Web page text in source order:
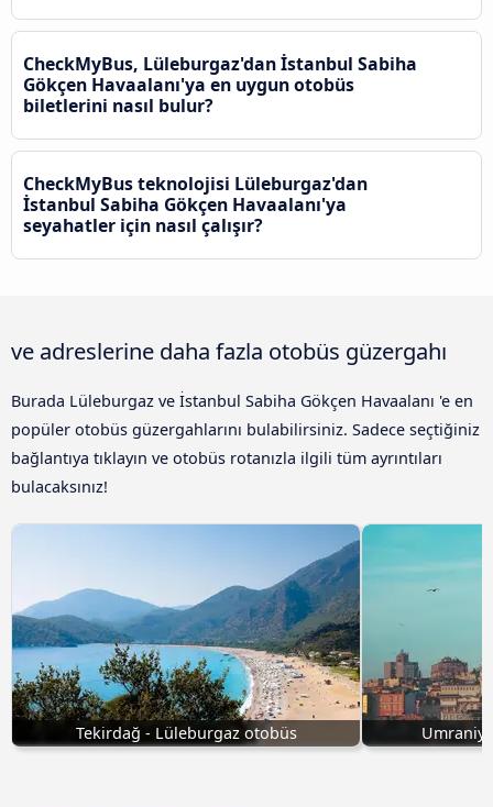
CheckMyBus, Lüleburgaz'dan İstanbul Sabiha
Gökçen Havaalanı'ya en uygun otobüs
biletlerini nasıl bulur?
CheckMyBus teknolojisi Lüleburgaz'dan
İstanbul Sabiha Gökçen Havaalanı'ya
seyahatler için nasıl çalışır?
ve adreslerine daha fazla otobüs güzergahı
Burada Lüleburgaz ve İstanbul Sabiha Gökçen Havaalanı 'e en
popüler otobüs güzergahlarını bulabilirsiniz. Sadece seçtiğiniz
bağlantıya tıklayın ve otobüs rotanızla ilgili tüm ayrıntıları
bulacaksınız!
Tekirdağ - Lüleburgaz otobüs